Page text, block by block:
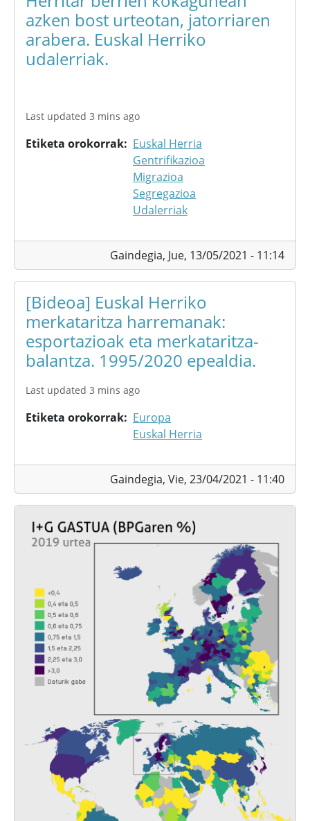
azken bost urteotan, jatorriaren
arabera. Euskal Herriko
udalerriak.
Last updated 3 mins ago
Etiketa orokorrak
Euskal Herria
Gentrifikazioa
Migrazioa
Segregazioa
Udalerriak
Gaindegia, Jue, 13/05/2021 - 11:14
[Bideoa] Euskal Herriko
merkataritza harremanak:
esportazioak eta merkataritza-
balantza. 1995/2020 epealdia.
Last updated 3 mins ago
Etiketa orokorrak
Europa
Euskal Herria
Gaindegia, Vie, 23/04/2021 - 11:40